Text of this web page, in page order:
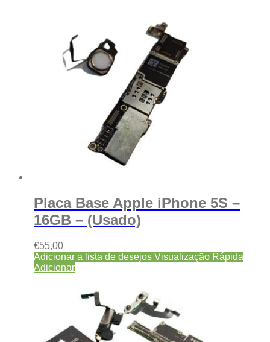
Placa Base Apple iPhone 5S –
16GB – (Usado)
€55,00
Adicionar a lista de desejos Visualização Rápida
Adicionar